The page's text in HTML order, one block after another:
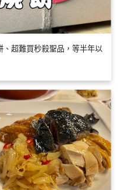
、超難買秒殺聖品，等半年以